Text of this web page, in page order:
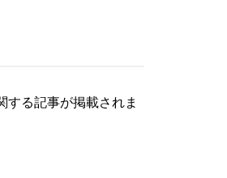
る記事が掲載されま